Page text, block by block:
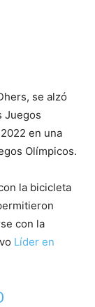
se alzó
Juegos
en una
Olímpicos.
la bicicleta
con la
Líder en